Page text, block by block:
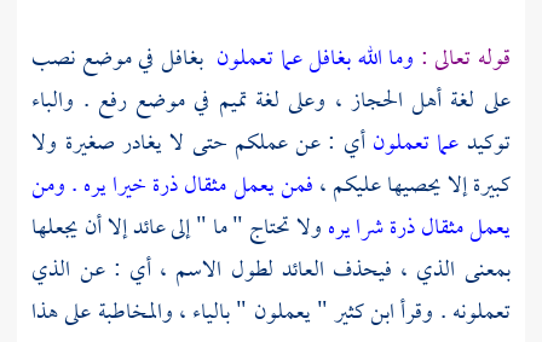
قوله تعالى : وما الله بغافل عما تعملون بغافل في موضع نصب
على لغة أهل الحجاز ، وعلى لغةتميم في موضع رفع . والباء
توكيدعما تعملونأي : عن عملكم حتى لا يغادر صغيرة ولا
كبيرة إلا يحصيها عليكم ،فمن يعمل مثقال ذرة خيرا يره . ومن
يعمل مثقال ذرة شرا يرهولا تحتاج " ما " إلى عائد إلا أن يجعلها
بمعنى الذي ، فيحذف العائد لطول الاسم ، أي : عن الذي
تعملونه . وقرأابن كثير" يعملون " بالياء ، والمخاطبة على هذا